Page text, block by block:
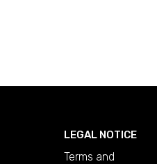
LEGAL NOTICE
Terms and